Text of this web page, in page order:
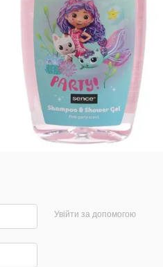
Увійти за допомогою